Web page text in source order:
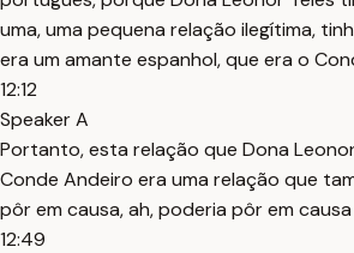
uma, uma pequena relação ilegítima,
era um amante espanhol, que era o
12:12
Speaker A
Portanto, esta relação que Dona
Conde Andeiro era uma relação que
pôr em causa, ah, poderia pôr em
12:49